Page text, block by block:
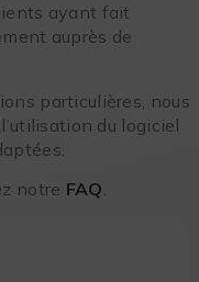
ayant fait
auprès de
particulières, nous
du logiciel
notre FAQ.